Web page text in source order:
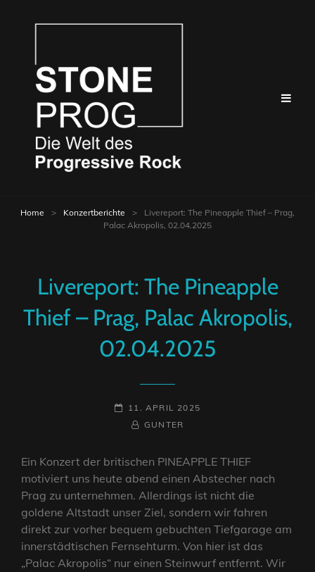
Home > Konzertberichte >
Livereport: The Pineapple Thief – Prag,
Palac Akropolis, 02.04.2025
Livereport: The Pineapple
Thief – Prag, Palac Akropolis,
02.04.2025
POSTED-
11. APRIL 2025
BY
BYLINE
GUNTER
Ein Konzert der britischen PINEAPPLE THIEF
motiviert uns heute abend einen Abstecher nach
Prag zu unternehmen. Allerdings ist nicht die
goldene Altstadt unser Ziel, sondern wir fahren
direkt zur vorher bequem gebuchten Tiefgarage am
innerstädtischen Fernsehturm. Von hier ist das
„Palac Akropolis“ nur einen Steinwurf entfernt. Wir